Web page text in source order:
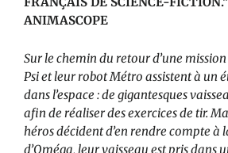
ANIMASCOPE
Sur le chemin du retour d’une
Psi et leur robot Métro assistent à un
dans l’espace : de gigantesques
afin de réaliser des exercices de tir.
héros décident d’en rendre compte à
d’Oméga, leur vaisseau est pris dans